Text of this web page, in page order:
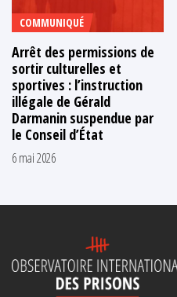
COMMUNIQUÉ
Arrêt des permissions de
sortir culturelles et
sportives : l’instruction
illégale de Gérald
Darmanin suspendue par
le Conseil d’État
6 mai 2026